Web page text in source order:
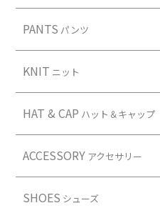
PANTS パンツ
KNIT ニット
HAT & CAP ハット＆キャップ
ACCESSORY アクセサリー
SHOES シューズ